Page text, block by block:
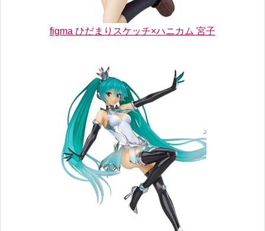
figma ひだまりスケッチ×ハニカム 宮子